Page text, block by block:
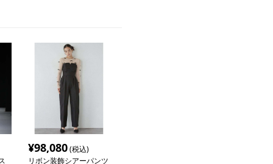
¥98,080(税込)
リボン装飾シアーパンツ